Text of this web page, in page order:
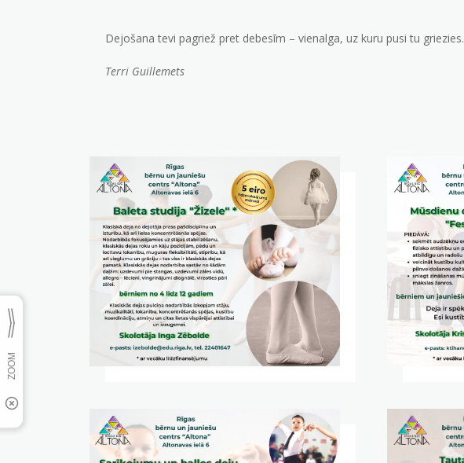
Dejošana tevi pagriež pret debesīm – vienalga, uz kuru pusi tu griezies.
Terri Guillemets